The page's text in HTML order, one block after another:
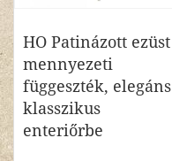
HO Patinázott ezüst
mennyezeti
függeszték, elegáns
klasszikus
enteriőrbe